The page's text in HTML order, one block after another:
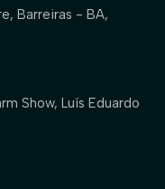
Barreiras - BA,
Show, Luís Eduardo